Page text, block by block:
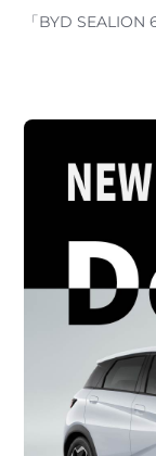
「BYD SEALION